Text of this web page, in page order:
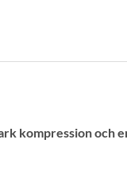
kompression